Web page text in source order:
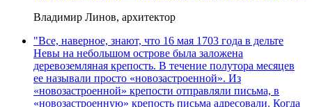
Владимир Линов, архитектор
"Все, наверное, знают, что 16 мая 1703 года в дельте
Невы на небольшом острове была заложена
деревоземляная крепость. В течение полутора месяцев
ее называли просто «новозастроенной». Из
«новозастроенной» крепости отправляли письма, в
«новозастроенную» крепость письма адресовали. Когда